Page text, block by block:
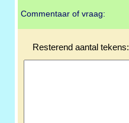
Commentaar of vraag:
Resterend aantal tekens: